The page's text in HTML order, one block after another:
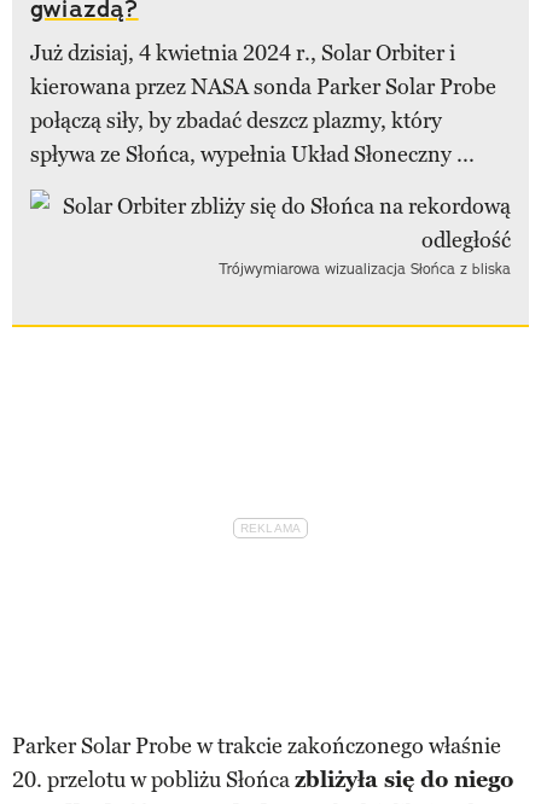
gwiazdą?
Już dzisiaj, 4 kwietnia 2024 r., Solar Orbiter i
kierowana przez NASA sonda Parker Solar Probe
połączą siły, by zbadać deszcz plazmy, który
spływa ze Słońca, wypełnia Układ Słoneczny ...
Trójwymiarowa wizualizacja Słońca z bliska
Parker Solar Probe w trakcie zakończonego właśnie
20. przelotu w pobliżu Słońcazbliżyła się do niego